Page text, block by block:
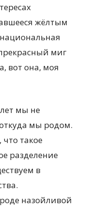
жёлтым
миг
вот она, моя
мы не
мы родом.
что такое
разделение
в
назойливой